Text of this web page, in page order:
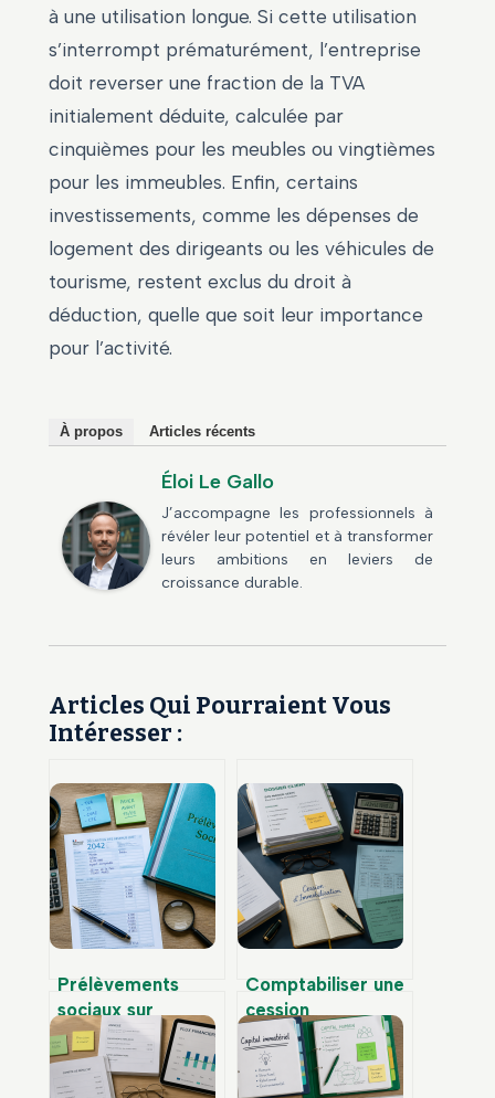
à une utilisation longue. Si cette utilisation
s’interrompt prématurément, l’entreprise
doit reverser une fraction de la TVA
initialement déduite, calculée par
cinquièmes pour les meubles ou vingtièmes
pour les immeubles. Enfin, certains
investissements, comme les dépenses de
logement des dirigeants ou les véhicules de
tourisme, restent exclus du droit à
déduction, quelle que soit leur importance
pour l’activité.
À propos Articles récents
Éloi Le Gallo
J’accompagne les professionnels à
révéler leur potentiel et à transformer
leurs ambitions en leviers de
croissance durable.
Articles Qui Pourraient Vous
Intéresser :
Prélèvements
sociaux sur
revenus fonciers :
17,2 % de taxe et
le réflexe 6DE
Comptabiliser une
cession
d’immobilisation :
3 étapes clés et le
compte qui change